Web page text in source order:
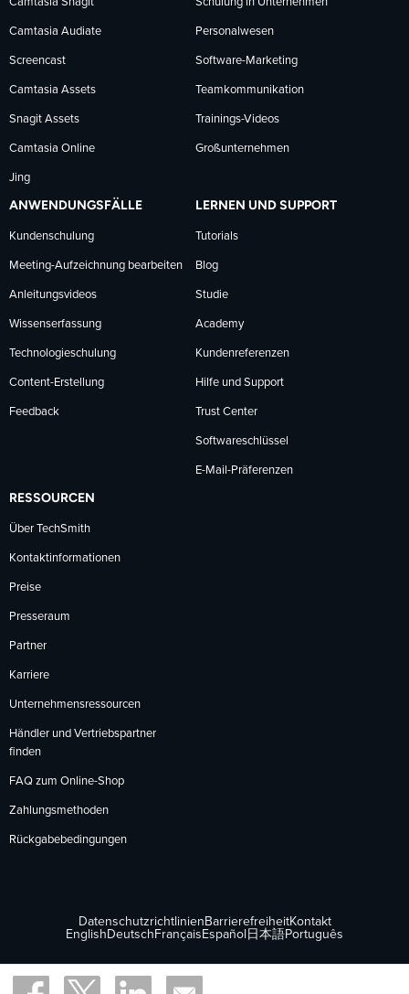
folgen
folgenfolgen
Camtasia Snagit
Camtasia Audiate
Screencast
Camtasia Assets
Snagit Assets
Camtasia Online
Jing
Schulung in Unternehmen
Personalwesen
Software-Marketing
Teamkommunikation
Trainings-Videos
Großunternehmen
ANWENDUNGSFÄLLE
Kundenschulung
Meeting-Aufzeichnung bearbeiten
Anleitungsvideos
Wissenserfassung
Technologieschulung
Content-Erstellung
Feedback
LERNEN UND SUPPORT
Tutorials
Blog
Studie
Academy
Kundenreferenzen
Hilfe und Support
Trust Center
Softwareschlüssel
E-Mail-Präferenzen
RESSOURCEN
Über TechSmith
Kontaktinformationen
Preise
Presseraum
Partner
Karriere
Unternehmensressourcen
Händler und Vertriebspartner
finden
FAQ zum Online-Shop
Zahlungsmethoden
Rückgabebedingungen
Datenschutzrichtlinien BarrierefreiheitKontakt
English Deutsch Français Español 日本語Português